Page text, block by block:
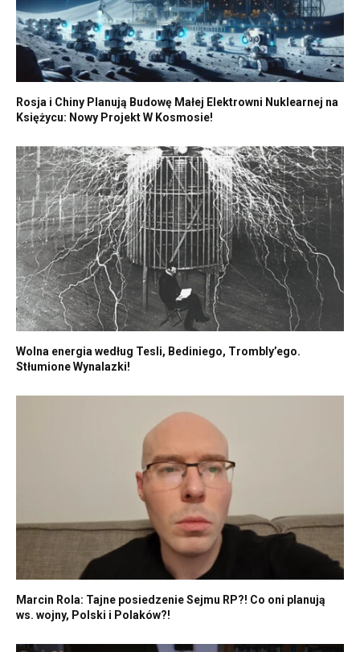
Rosja i Chiny Planują Budowę Małej Elektrowni Nuklearnej na
Księżycu: Nowy Projekt W Kosmosie!
Wolna energia według Tesli, Bediniego, Trombly’ego.
Stłumione Wynalazki!
Marcin Rola: Tajne posiedzenie Sejmu RP?! Co oni planują
ws. wojny, Polski i Polaków?!